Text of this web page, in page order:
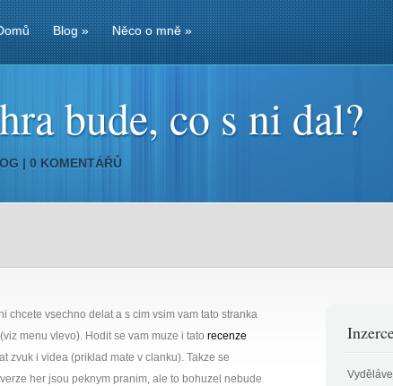
Blog» Něco o mně»
bude, co s ni dal?
| 0 KOMENTÁŘŮ
chcete vsechno delat a s cim vsim vam tato stranka
menu vlevo). Hodit se vam muze i tato recenze
zvuk i videa (priklad mate v clanku). Takze se
her jsou peknym pranim, ale to bohuzel nebude